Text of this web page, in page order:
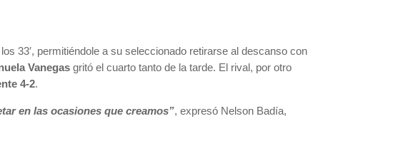
33′, permitiéndole a su seleccionado retirarse al descanso con
Vanegas gritó el cuarto tanto de la tarde. El rival, por otro
4-2.
en las ocasiones que creamos”, expresó Nelson Badía,